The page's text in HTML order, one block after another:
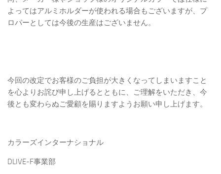
よってはアルミホルダーが使われる場合もございますが、プ
ロパーとしては今後の生産はございません。
今回の改定でお客様のご負担が大きくなってしまいますこと
を心よりお詫び申し上げるとともに、ご理解をいただき、今
後とも変わらぬご愛顧を賜りますようお願い申し上げます。
カラーズインターナショナル
DLIVE-F事業部